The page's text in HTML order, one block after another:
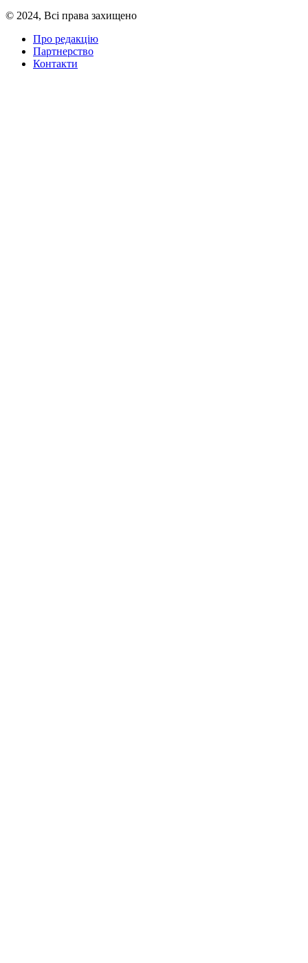
© 2024, Всі права захищено
Про редакцію
Партнерство
Контакти